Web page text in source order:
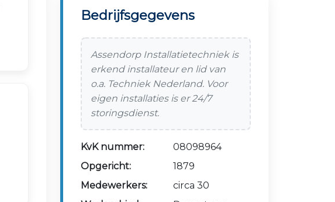
Bedrijfsgegevens
Assendorp Installatietechniek is
erkend installateur en lid van
o.a. Techniek Nederland. Voor
eigen installaties is er 24/7
storingsdienst.
KvK nummer:
08098964
Opgericht:
1879
Medewerkers:
circa 30